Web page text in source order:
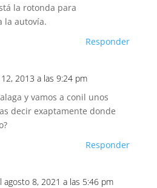
la rotonda para
la autovía.
Responder
2013 a las 9:24 pm
y vamos a conil unos
decir exaptamente donde
Responder
agosto 8, 2021 a las 5:46 pm